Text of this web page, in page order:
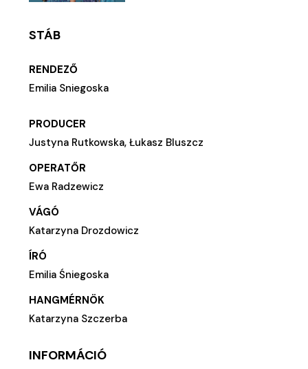
STÁB
RENDEZŐ
Emilia Sniegoska
PRODUCER
Justyna Rutkowska, Łukasz Bluszcz
OPERATŐR
Ewa Radzewicz
VÁGÓ
Katarzyna Drozdowicz
ÍRÓ
Emilia Śniegoska
HANGMÉRNÖK
Katarzyna Szczerba
INFORMÁCIÓ